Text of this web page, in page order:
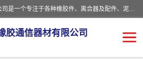
河南大林橡胶通信器材有限公司是一个专注于各种橡胶件、离合器及配件、泥浆泵及配件等产品设计制造和加工的企业。产品应用于矿山、冶金、石油、钢铁、化工、水泥、船舶、造纸、通用机械等各种大功率机械传动或制动装置。
胶通信器材有限公司